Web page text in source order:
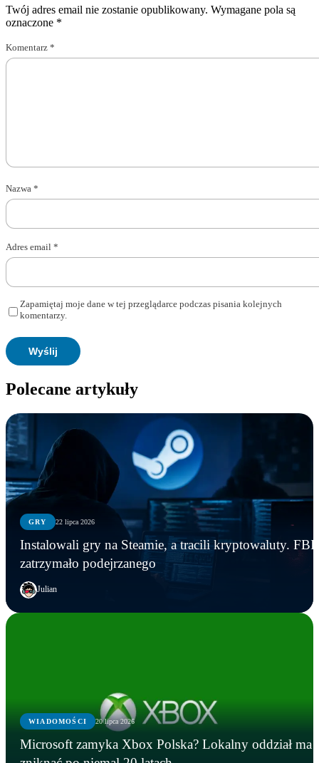
Twój adres email nie zostanie opublikowany. Wymagane pola są
oznaczone *
Komentarz *
Nazwa *
Adres email *
Zapamiętaj moje dane w tej przeglądarce podczas pisania kolejnych
komentarzy.
Polecane artykuły
GRY 22 lipca 2026
Instalowali gry na Steamie, a tracili kryptowaluty. FBI
zatrzymało podejrzanego
Julian
WIADOMOŚCI 20 lipca 2026
Microsoft zamyka Xbox Polska? Lokalny oddział ma